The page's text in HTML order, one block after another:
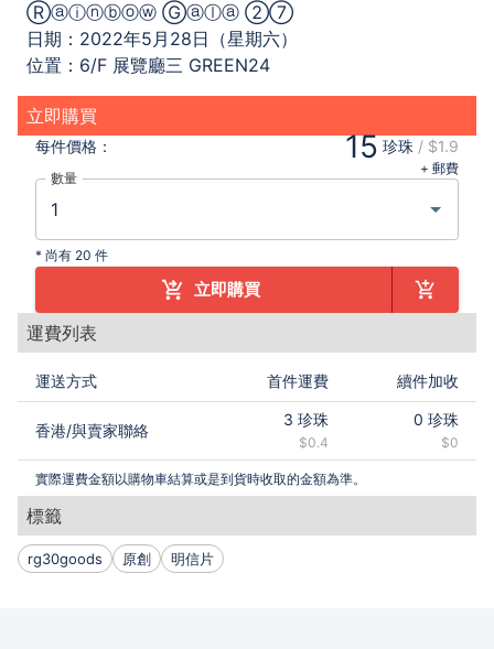
Ⓡⓐⓘⓝⓑⓞⓦ Ⓖⓐⓛⓐ ②⑦
日期：2022年5月28日（星期六）
位置：6/F 展覽廳三 GREEN24
立即購買
每件價格： 15 珍珠 / $1.9
+ 郵費
數量
* 尚有 20 件
立即購買
運費列表
運送方式 首件運費 續件加收
香港/與賣家聯絡
3 珍珠
$0.4
0 珍珠
$0
實際運費金額以購物車結算或是到貨時收取的金額為準。
標籤
rg30goods 原創 明信片